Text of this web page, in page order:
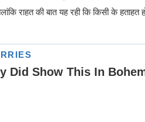
राहत की बात यह रही कि किसी के हताहत